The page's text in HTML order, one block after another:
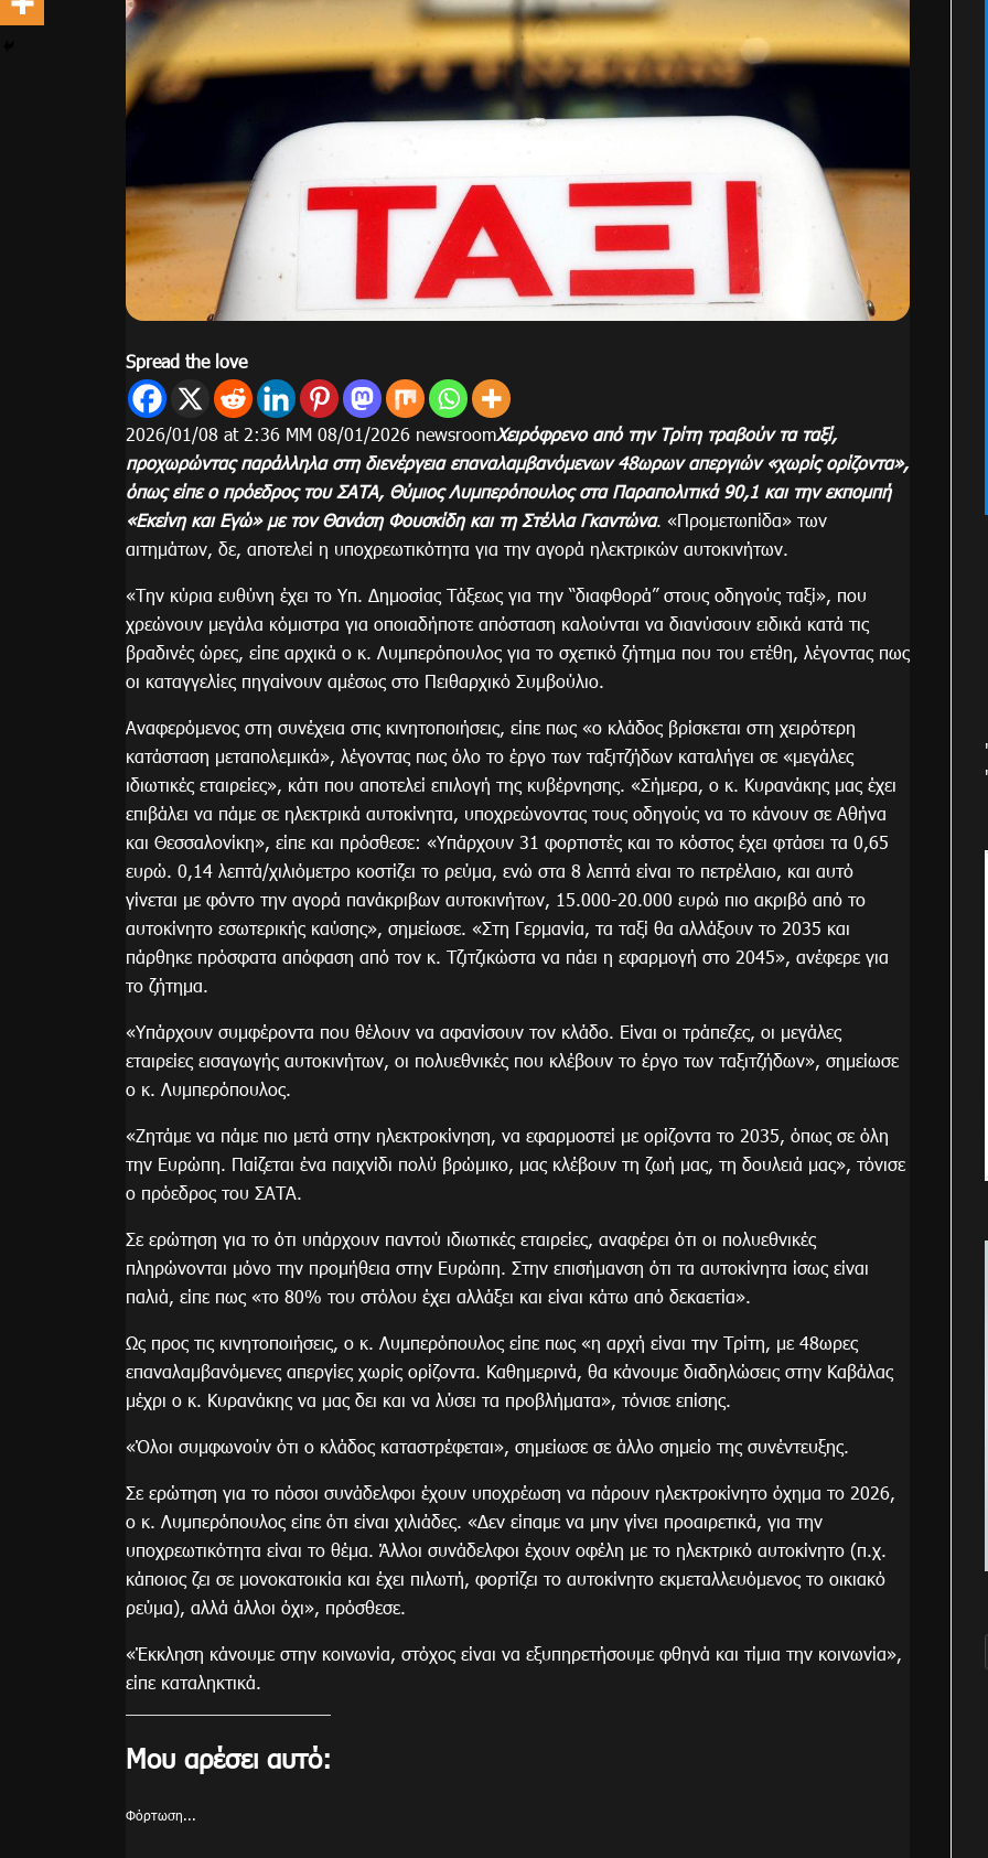
Spread the love
2026/01/08 at 2:36 ΜΜ 08/01/2026 newsroomΧειρόφρενο από την Τρίτη τραβούν τα ταξί,
προχωρώντας παράλληλα στη διενέργεια επαναλαμβανόμενων 48ωρων απεργιών «χωρίς ορίζοντα»,
όπως είπε ο πρόεδρος του ΣΑΤΑ, Θύμιος Λυμπερόπουλος στα Παραπολιτικά 90,1 και την εκπομπή
«Εκείνη και Εγώ» με τον Θανάση Φουσκίδη και τη Στέλλα Γκαντώνα. «Προμετωπίδα» των
αιτημάτων, δε, αποτελεί η υποχρεωτικότητα για την αγορά ηλεκτρικών αυτοκινήτων.
«Την κύρια ευθύνη έχει το Υπ. Δημοσίας Τάξεως για την “διαφθορά” στους οδηγούς ταξί», που
χρεώνουν μεγάλα κόμιστρα για οποιαδήποτε απόσταση καλούνται να διανύσουν ειδικά κατά τις
βραδινές ώρες, είπε αρχικά ο κ. Λυμπερόπουλος για το σχετικό ζήτημα που του ετέθη, λέγοντας πως
οι καταγγελίες πηγαίνουν αμέσως στο Πειθαρχικό Συμβούλιο.
Αναφερόμενος στη συνέχεια στις κινητοποιήσεις, είπε πως «ο κλάδος βρίσκεται στη χειρότερη
κατάσταση μεταπολεμικά», λέγοντας πως όλο το έργο των ταξιτζήδων καταλήγει σε «μεγάλες
ιδιωτικές εταιρείες», κάτι που αποτελεί επιλογή της κυβέρνησης. «Σήμερα, ο κ. Κυρανάκης μας έχει
επιβάλει να πάμε σε ηλεκτρικά αυτοκίνητα, υποχρεώνοντας τους οδηγούς να το κάνουν σε Αθήνα
και Θεσσαλονίκη», είπε και πρόσθεσε: «Υπάρχουν 31 φορτιστές και το κόστος έχει φτάσει τα 0,65
ευρώ. 0,14 λεπτά/χιλιόμετρο κοστίζει το ρεύμα, ενώ στα 8 λεπτά είναι το πετρέλαιο, και αυτό
γίνεται με φόντο την αγορά πανάκριβων αυτοκινήτων, 15.000-20.000 ευρώ πιο ακριβό από το
αυτοκίνητο εσωτερικής καύσης», σημείωσε. «Στη Γερμανία, τα ταξί θα αλλάξουν το 2035 και
πάρθηκε πρόσφατα απόφαση από τον κ. Τζιτζικώστα να πάει η εφαρμογή στο 2045», ανέφερε για
το ζήτημα.
«Υπάρχουν συμφέροντα που θέλουν να αφανίσουν τον κλάδο. Είναι οι τράπεζες, οι μεγάλες
εταιρείες εισαγωγής αυτοκινήτων, οι πολυεθνικές που κλέβουν το έργο των ταξιτζήδων», σημείωσε
ο κ. Λυμπερόπουλος.
«Ζητάμε να πάμε πιο μετά στην ηλεκτροκίνηση, να εφαρμοστεί με ορίζοντα το 2035, όπως σε όλη
την Ευρώπη. Παίζεται ένα παιχνίδι πολύ βρώμικο, μας κλέβουν τη ζωή μας, τη δουλειά μας», τόνισε
ο πρόεδρος του ΣΑΤΑ.
Σε ερώτηση για το ότι υπάρχουν παντού ιδιωτικές εταιρείες, αναφέρει ότι οι πολυεθνικές
πληρώνονται μόνο την προμήθεια στην Ευρώπη. Στην επισήμανση ότι τα αυτοκίνητα ίσως είναι
παλιά, είπε πως «το 80% του στόλου έχει αλλάξει και είναι κάτω από δεκαετία».
Ως προς τις κινητοποιήσεις, ο κ. Λυμπερόπουλος είπε πως «η αρχή είναι την Τρίτη, με 48ωρες
επαναλαμβανόμενες απεργίες χωρίς ορίζοντα. Καθημερινά, θα κάνουμε διαδηλώσεις στην Καβάλας
μέχρι ο κ. Κυρανάκης να μας δει και να λύσει τα προβλήματα», τόνισε επίσης.
«Όλοι συμφωνούν ότι ο κλάδος καταστρέφεται», σημείωσε σε άλλο σημείο της συνέντευξης.
Σε ερώτηση για το πόσοι συνάδελφοι έχουν υποχρέωση να πάρουν ηλεκτροκίνητο όχημα το 2026,
ο κ. Λυμπερόπουλος είπε ότι είναι χιλιάδες. «Δεν είπαμε να μην γίνει προαιρετικά, για την
υποχρεωτικότητα είναι το θέμα. Άλλοι συνάδελφοι έχουν οφέλη με το ηλεκτρικό αυτοκίνητο (π.χ.
κάποιος ζει σε μονοκατοικία και έχει πιλωτή, φορτίζει το αυτοκίνητο εκμεταλλευόμενος το οικιακό
ρεύμα), αλλά άλλοι όχι», πρόσθεσε.
«Έκκληση κάνουμε στην κοινωνία, στόχος είναι να εξυπηρετήσουμε φθηνά και τίμια την κοινωνία»,
είπε καταληκτικά.
Μου αρέσει αυτό:
Φόρτωση...